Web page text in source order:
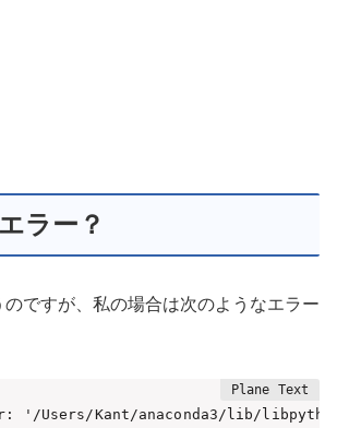
ラー？
ですが、私の場合は次のようなエラー
'/Users/Kant/anaconda3/lib/